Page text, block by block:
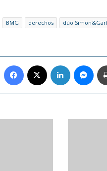
BMG derechos dúo
Facebook LinkedIn